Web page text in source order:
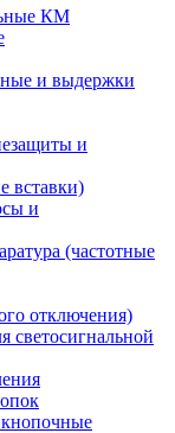
КМ
и выдержки
и
вставки)
и
(частотные
отключения)
светосигнальной